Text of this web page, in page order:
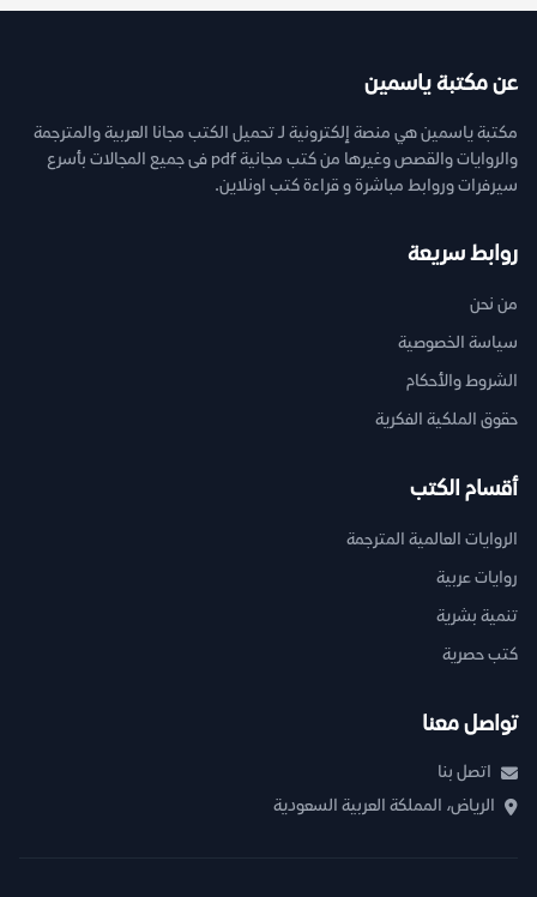
عن مكتبة ياسمين
مكتبة ياسمين هي منصة إلكترونية لـ تحميل الكتب مجانا العربية والمترجمة
والروايات والقصص وغيرها من كتب مجانية pdf فى جميع المجالات بأسرع
سيرفرات وروابط مباشرة و قراءة كتب اونلاين.
روابط سريعة
من نحن
سياسة الخصوصية
الشروط والأحكام
حقوق الملكية الفكرية
أقسام الكتب
الروايات العالمية المترجمة
روايات عربية
تنمية بشرية
كتب حصرية
تواصل معنا
اتصل بنا
الرياض، المملكة العربية السعودية